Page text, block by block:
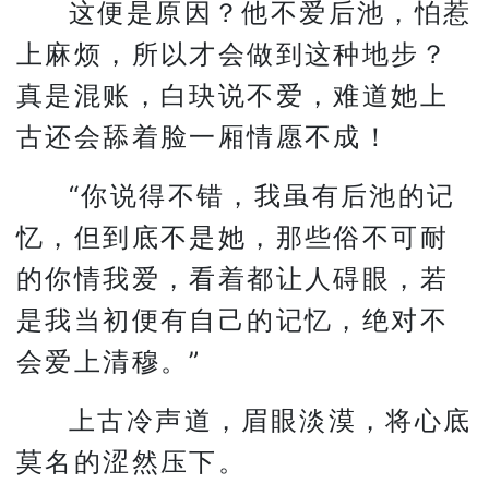
这便是原因？他不爱后池，怕惹
上麻烦，所以才会做到这种地步？
真是混账，白玦说不爱，难道她上
古还会舔着脸一厢情愿不成！
“你说得不错，我虽有后池的记
忆，但到底不是她，那些俗不可耐
的你情我爱，看着都让人碍眼，若
是我当初便有自己的记忆，绝对不
会爱上清穆。”
上古冷声道，眉眼淡漠，将心底
莫名的涩然压下。